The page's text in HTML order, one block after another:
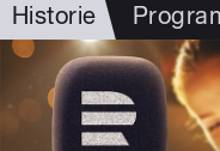
Historie